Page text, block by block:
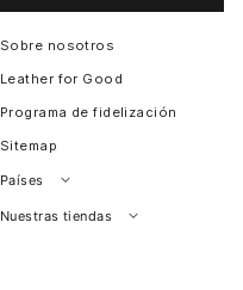
Sobre nosotros
Leather for Good
Programa de fidelización
Sitemap
Países
Perú
Nuestras tiendas